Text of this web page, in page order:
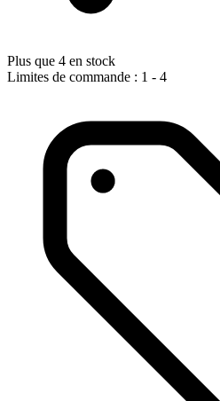
Plus que 4 en stock
Limites de commande : 1 - 4